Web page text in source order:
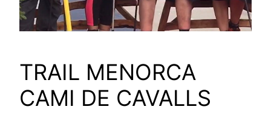
TRAIL MENORCA
CAMI DE CAVALLS